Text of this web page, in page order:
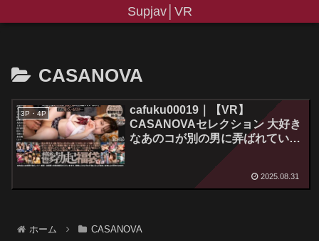
Supjav│VR
CASANOVA
3P・4P
cafuku00019｜【VR】
CASANOVAセレクション 大好き
なあのコが別の男に弄ばれている
のをただ見ているだけ…鬱勃起福
2025.08.31
ホーム CASANOVA